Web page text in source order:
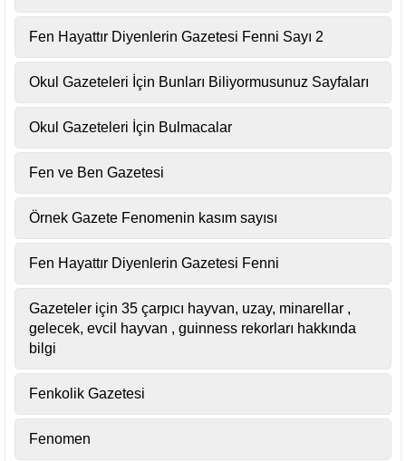
Fen Hayattır Diyenlerin Gazetesi Fenni Sayı 2
Okul Gazeteleri İçin Bunları Biliyormusunuz Sayfaları
Okul Gazeteleri İçin Bulmacalar
Fen ve Ben Gazetesi
Örnek Gazete Fenomenin kasım sayısı
Fen Hayattır Diyenlerin Gazetesi Fenni
Gazeteler için 35 çarpıcı hayvan, uzay, minarellar ,
gelecek, evcil hayvan , guinness rekorları hakkında
bilgi
Fenkolik Gazetesi
Fenomen